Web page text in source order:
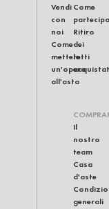
Vendi
con
noi
Come
mettere
un'opera
all'asta
Come
Ritiro
dei
lotti
Il
nostro
team
Casa
d'aste
generali